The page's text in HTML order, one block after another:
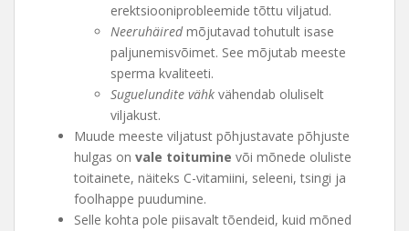
erektsiooniprobleemide tõttu viljatud.
Neeruhäiredmõjutavad tohutult isase
paljunemisvõimet. See mõjutab meeste
sperma kvaliteeti.
Suguelundite vähk vähendab oluliselt
viljakust.
Muude meeste viljatust põhjustavate põhjuste
hulgas on vale toitumine või mõnede oluliste
toitainete, näiteks C-vitamiini, seleeni, tsingi ja
foolhappe puudumine.
Selle kohta pole piisavalt tõendeid, kuid mõned